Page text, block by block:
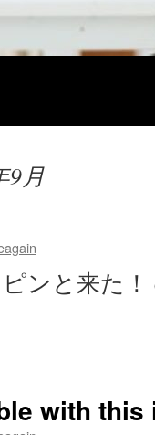
9月
ンと来た！
with this